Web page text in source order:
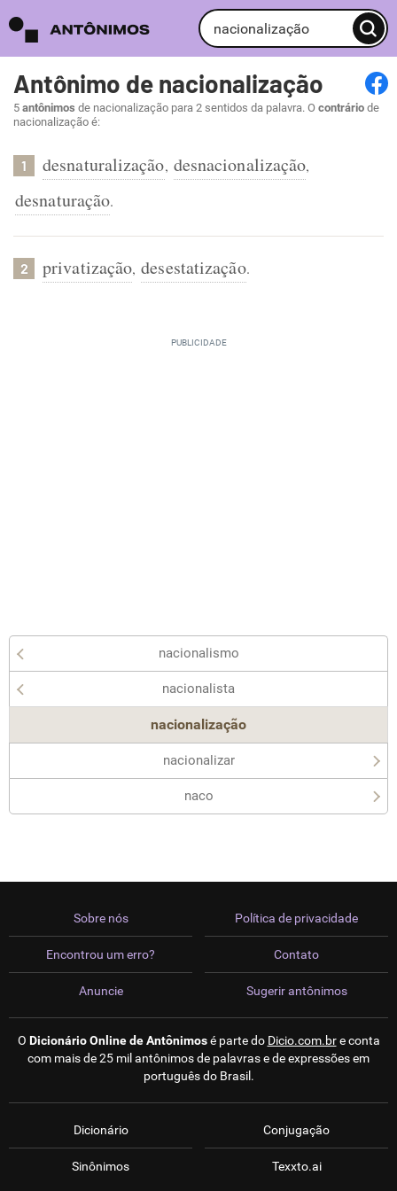
Antônimo de nacionalização
5 antônimos de nacionalização para 2 sentidos da palavra. O contrário de
nacionalização é:
1 desnaturalização, desnacionalização,
desnaturação.
2 privatização, desestatização.
nacionalismo
nacionalista
nacionalização
nacionalizar
naco
Sobre nós
Encontrou um erro?
Anuncie
Política de privacidade
Contato
Sugerir antônimos
O Dicionário Online de Antônimosé parte do Dicio.com.bre conta
com mais de 25 mil antônimos de palavras e de expressões em
português do Brasil.
Dicionário
Sinônimos
Conjugação
Texxto.ai